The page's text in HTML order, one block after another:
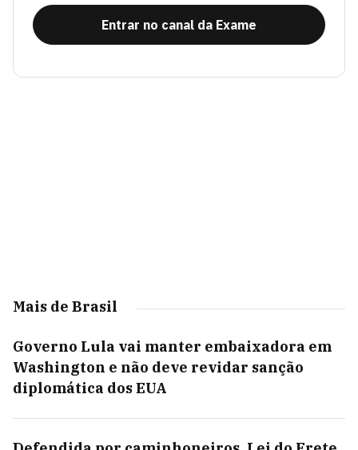
Entrar no canal da Exame
Mais de Brasil
Governo Lula vai manter embaixadora em
Washington e não deve revidar sanção
diplomática dos EUA